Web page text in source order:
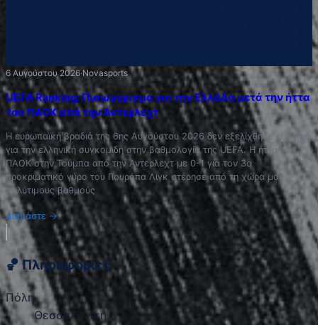
6 Αυγούστου 2026·Novasports
UEFA Ranking: Πισωγύρισμα για την Ελλάδα μετά την ήττα
του ΠΑΟΚ από την Άντερλεχτ
Η ευρωπαϊκή βραδιά της 6ης Αυγούστου 2026 δεν εξελίχθηκε ευνοϊκά
για την ελληνική συγκομιδή στην βαθμολογία της UEFA. Η ήττα του
ΠΑΟΚ στην Τούμπα από την Άντερλεχτ με 0-1 για τον 3ο
προκριματικό γύρο του Γιουρόπα Λιγκ στέρησε από τη χώρα μας
πολύτιμους βαθμούς
Διαβάστε →
🏀 Πληροφορίες
Πόλη
Θεσσαλονίκη